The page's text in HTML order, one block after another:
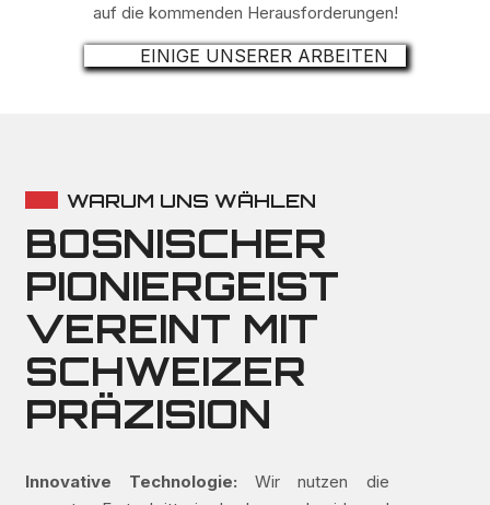
auf die kommenden Herausforderungen!
EINIGE UNSERER ARBEITEN
WARUM UNS WÄHLEN
BOSNISCHER
PIONIERGEIST
VEREINT MIT
SCHWEIZER
PRÄZISION
Innovative Technologie: Wir nutzen die